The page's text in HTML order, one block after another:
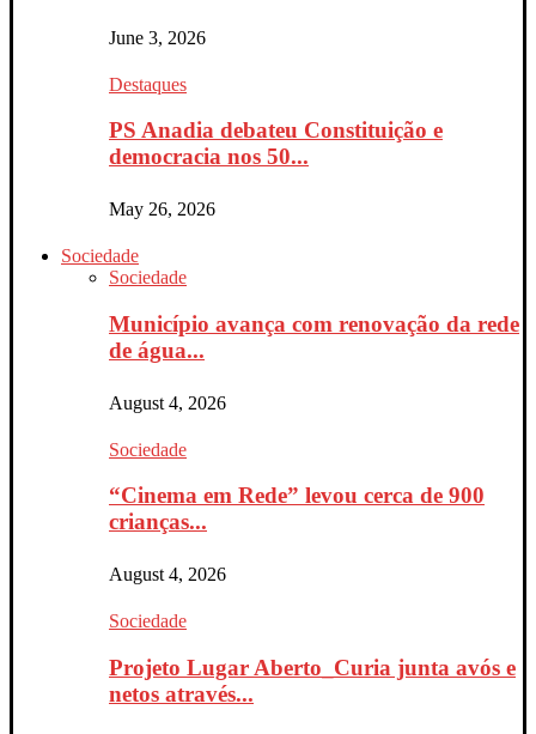
June 3, 2026
Destaques
PS Anadia debateu Constituição e
democracia nos 50...
May 26, 2026
Sociedade
Sociedade
Município avança com renovação da rede
de água...
August 4, 2026
Sociedade
“Cinema em Rede” levou cerca de 900
crianças...
August 4, 2026
Sociedade
Projeto Lugar Aberto_Curia junta avós e
netos através...